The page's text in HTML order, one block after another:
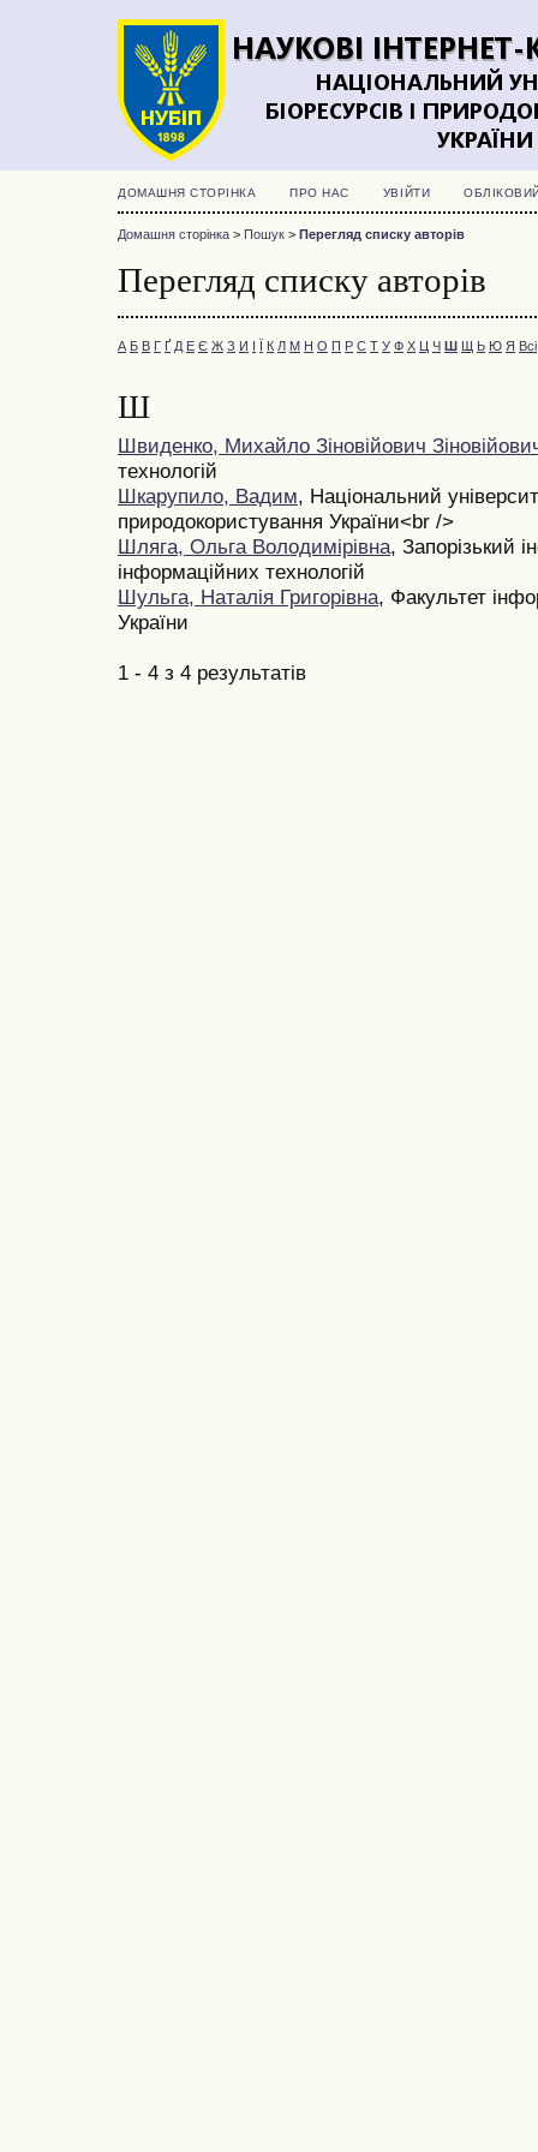
ДОМАШНЯ СТОРІНКА ПРО НАС УВІЙТИ
Домашня сторінка > Пошук > Перегляд списку авторів
Перегляд списку авторів
А Б В Г Ґ Д Е Є Ж З И І Ї К Л М Н О П Р С Т У Ф Х Ц Ч Ш Щ Ь Ю Я Всі
Ш
Швиденко, Михайло Зіновійович
технологій
Шкарупило, Вадим, Національний
природокористування України<br />
Шляга, Ольга Володимірівна, Запорізький
інформаційних технологій
Шульга, Наталія Григорівна, Факультет
України
1 - 4 з 4 результатів